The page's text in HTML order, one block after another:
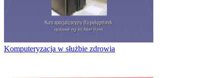
Komputeryzacja w służbie zdrowia